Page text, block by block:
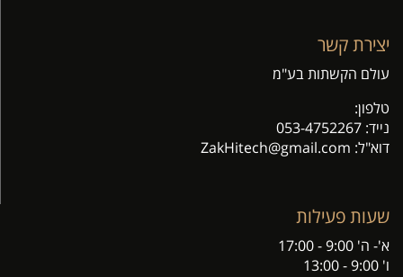
יצירת קשר
עולם הקשתות בע"מ
טלפון:
נייד: 053-4752267
דוא"ל: Z akHitech@gmail.com
שעות פעילות
א'- ה' 9:00 - 17:00
ו' 9:00 - 13:00